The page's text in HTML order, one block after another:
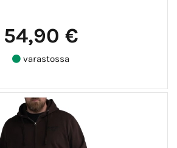
54,90 €
varastossa